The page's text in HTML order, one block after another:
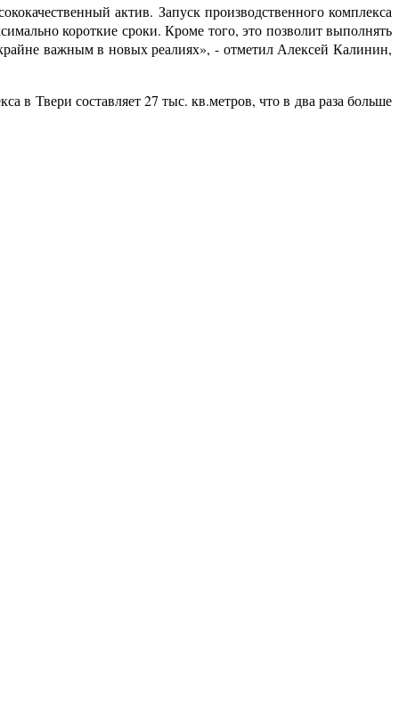
актив. Запуск производственного комплекса
короткие сроки. Кроме того, это позволит выполнять
крайне важным в новых реалиях», - отметил Алексей Калинин,
в Твери составляет 27 тыс. кв.метров, что в два раза больше